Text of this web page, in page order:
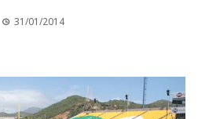
31/01/2014